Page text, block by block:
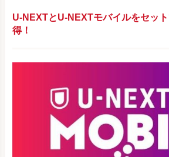
U-NEXTとU-NEXTモバイルをセッ
得！